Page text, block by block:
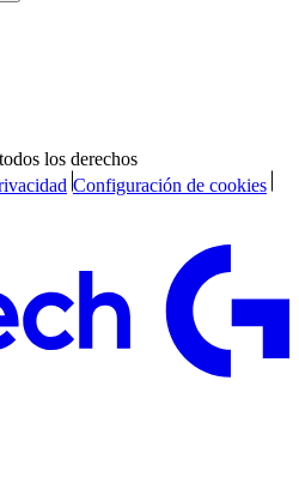
los derechos
Configuración de cookies